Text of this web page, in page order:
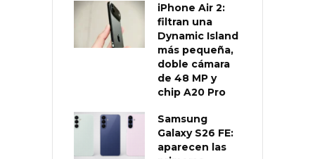
iPhone Air 2:
filtran una
Dynamic Island
más pequeña,
doble cámara
de 48 MP y
chip A20 Pro
Samsung
Galaxy S26 FE:
aparecen las